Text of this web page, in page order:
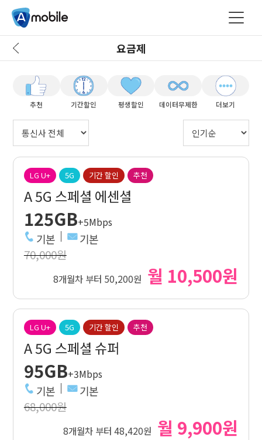
요금제
추천 기간할인 평생할인 데이터무제한 더보기
LG U+ 5G 기간 할인 추천
A 5G 스페셜 에센셜
125GB+5Mbps
기본 기본
70,000원
8개월차 부터 50,200원 월 10,500원
LG U+ 5G 기간 할인 추천
A 5G 스페셜 슈퍼
95GB+3Mbps
기본 기본
68,000원
8개월차 부터 48,420원 월 9,900원